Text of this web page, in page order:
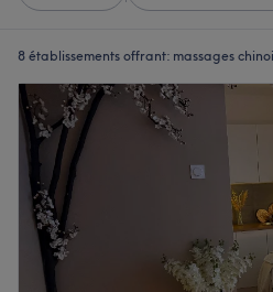
8 établissements offrant: massages